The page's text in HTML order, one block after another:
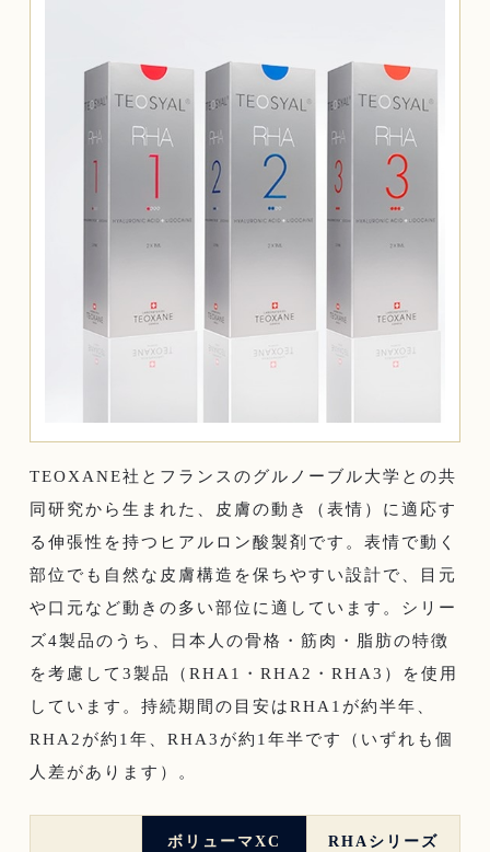
TEOXANE社とフランスのグルノーブル大学との共
同研究から生まれた、皮膚の動き（表情）に適応す
る伸張性を持つヒアルロン酸製剤です。表情で動く
部位でも自然な皮膚構造を保ちやすい設計で、目元
や口元など動きの多い部位に適しています。シリー
ズ4製品のうち、日本人の骨格・筋肉・脂肪の特徴
を考慮して3製品（RHA1・RHA2・RHA3）を使用
しています。持続期間の目安はRHA1が約半年、
RHA2が約1年、RHA3が約1年半です（いずれも個
人差があります）。
ボリューマXC RHAシリーズ